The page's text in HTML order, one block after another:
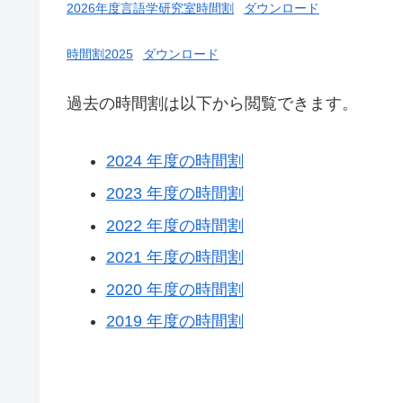
2026年度言語学研究室時間割 ダウンロード
時間割2025 ダウンロード
過去の時間割は以下から閲覧できます。
2024 年度の時間割
2023 年度の時間割
2022 年度の時間割
2021 年度の時間割
2020 年度の時間割
2019 年度の時間割